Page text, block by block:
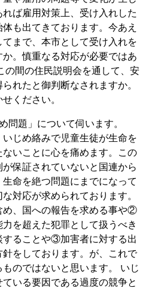
ば雇用対策上、受け入れした
も出てきております。今あえ
まで、本市として受け入れを
。慎重なる対応が必要ではあ
の間の住民説明会を通して、安
れたと御判断なされますか。
ください。
問題」について伺います。
じめ絡みで児童生徒が生命を
いことに心を痛めます。この
保証されていないと国連から
命を絶つ問題にまでになって
対応が求められております。
、国への報告を求める事や②
を超えた犯罪として扱うべき
することや③加害者に対する出
をしております。が、これで
のではないと思います。 いじ
いる要因である過度の競争と